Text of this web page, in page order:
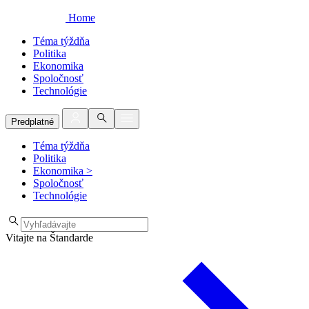
Home
Téma týždňa
Politika
Ekonomika
Spoločnosť
Technológie
Predplatné
Téma týždňa
Politika
Ekonomika >
Spoločnosť
Technológie
Vitajte na Štandarde